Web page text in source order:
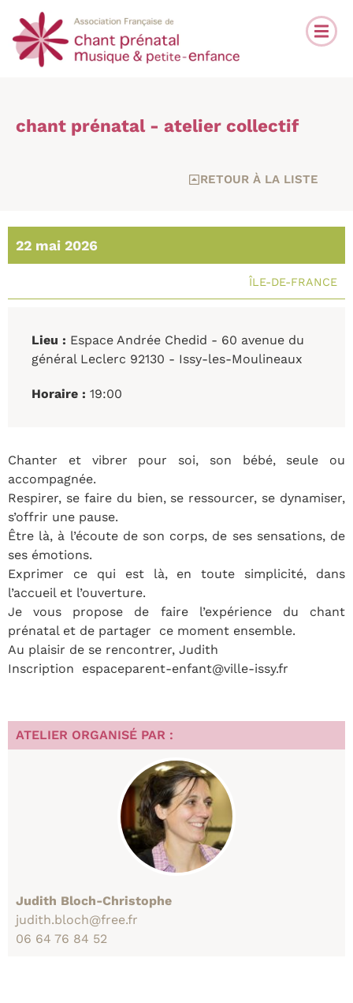
chant prénatal - atelier collectif
RETOUR À LA LISTE
22 mai 2026
ÎLE-DE-FRANCE
Lieu : Espace Andrée Chedid - 60 avenue du
général Leclerc 92130 - Issy-les-Moulineaux
Horaire : 19:00
Chanter et vibrer pour soi, son bébé, seule ou
accompagnée.
Respirer, se faire du bien, se ressourcer, se dynamiser,
s’offrir une pause.
Être là, à l’écoute de son corps, de ses sensations, de
ses émotions.
Exprimer ce qui est là, en toute simplicité, dans
l’accueil et l’ouverture.
Je vous propose de faire l’expérience du chant
prénatal et de partager ce moment ensemble.
Au plaisir de se rencontrer, Judith
Inscription espaceparent-enfant@ville-issy.fr
ATELIER ORGANISÉ PAR :
Judith Bloch-Christophe
judith.bloch@free.fr
06 64 76 84 52